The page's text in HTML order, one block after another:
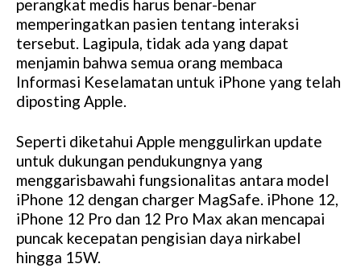
perangkat medis harus benar-benar
memperingatkan pasien tentang interaksi
tersebut. Lagipula, tidak ada yang dapat
menjamin bahwa semua orang membaca
Informasi Keselamatan untuk iPhone yang telah
diposting Apple.
Seperti diketahui Apple menggulirkan update
untuk dukungan pendukungnya yang
menggarisbawahi fungsionalitas antara model
iPhone 12 dengan charger MagSafe. iPhone 12,
iPhone 12 Pro dan 12 Pro Max akan mencapai
puncak kecepatan pengisian daya nirkabel
hingga 15W.